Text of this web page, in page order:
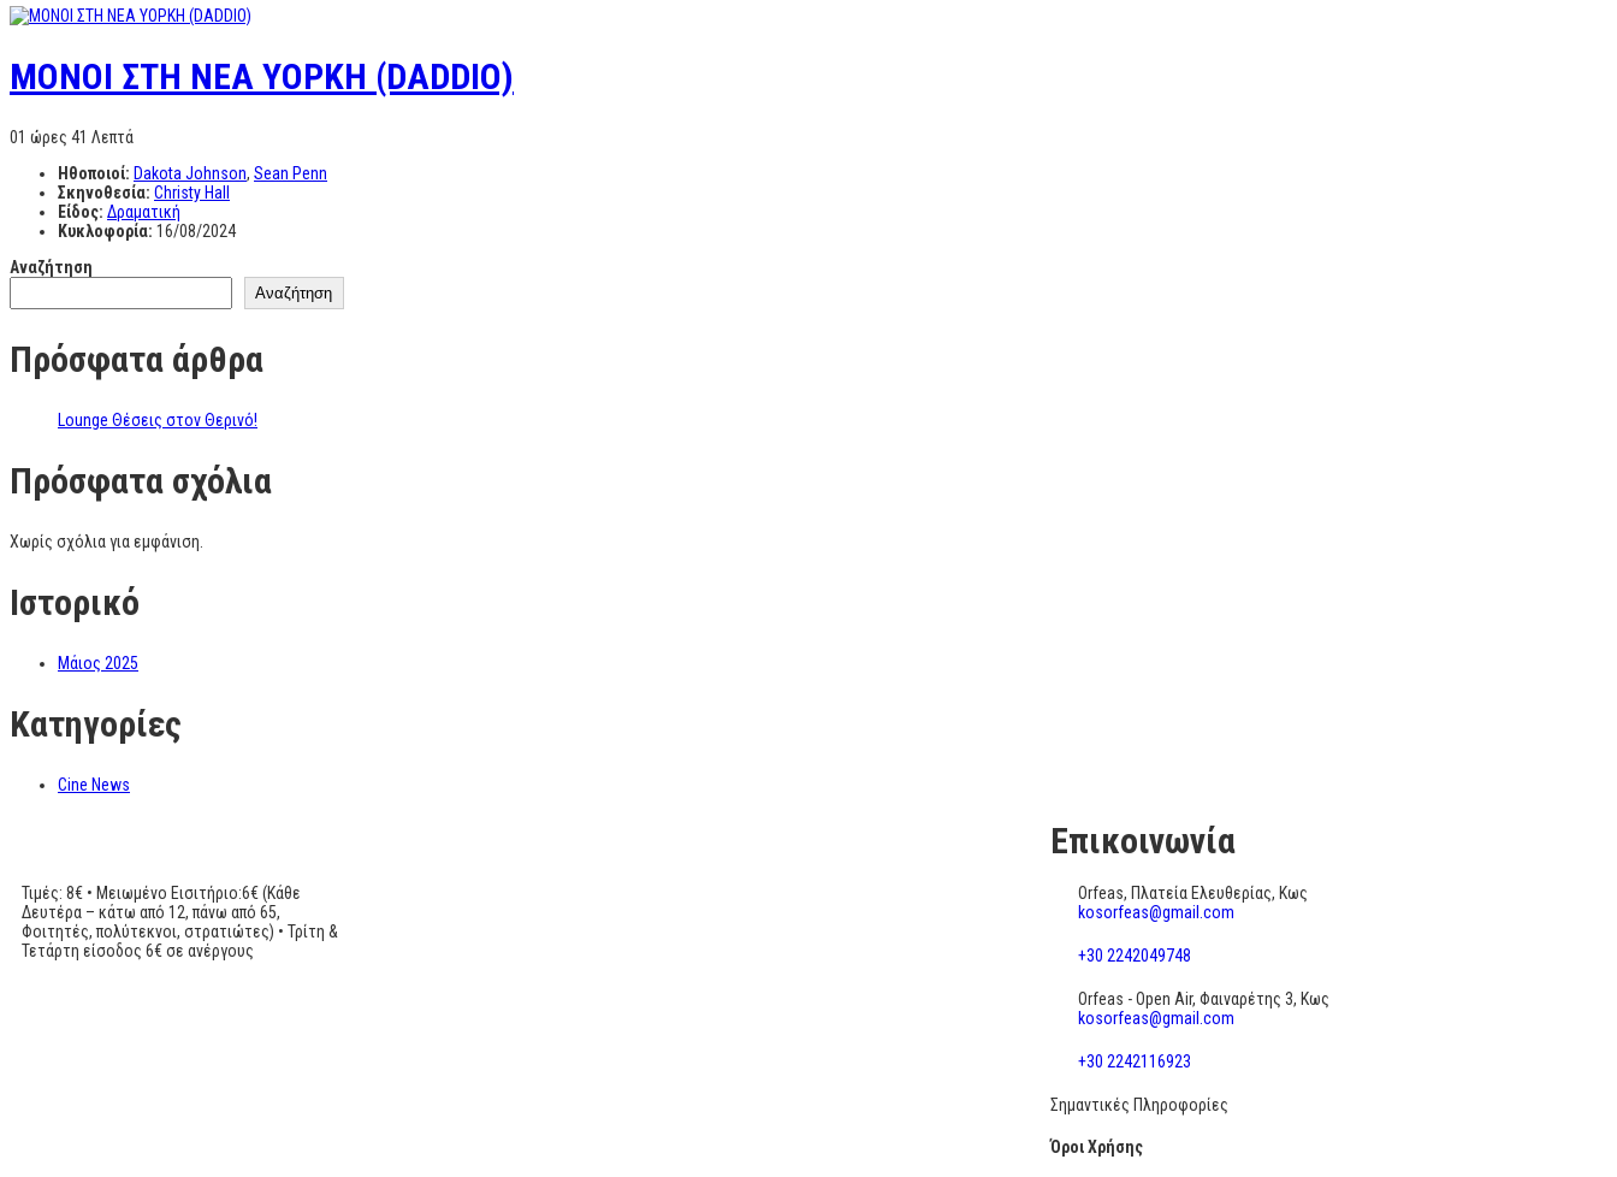
ΜΟΝΟΙ ΣΤΗ ΝΕΑ ΥΟΡΚΗ (DADDIO)
01 ώρες 41 Λεπτά
Ηθοποιοί: Dakota Johnson, Sean Penn
Σκηνοθεσία: Christy Hall
Είδος: Δραματική
Κυκλοφορία: 16/08/2024
Αναζήτηση
Αναζήτηση
Πρόσφατα άρθρα
Lounge Θέσεις στον Θερινό!
Πρόσφατα σχόλια
Χωρίς σχόλια για εμφάνιση.
Ιστορικό
Μάιος 2025
Kατηγορίες
Cine News
Τιμές: 8€ • Μειωμένο Εισιτήριο:6€ (Κάθε
Δευτέρα – κάτω από 12, πάνω από 65,
Φοιτητές, πολύτεκνοι, στρατιώτες) • Τρίτη &
Τετάρτη είσοδος 6€ σε ανέργους
Επικοινωνία
Orfeas, Πλατεία Ελευθερίας, Κως
kosorfeas@gmail.com
+30 2242049748
Orfeas - Open Air, Φαιναρέτης 3, Κως
kosorfeas@gmail.com
+30 2242116923
Σημαντικές Πληροφορίες
Όροι Χρήσης